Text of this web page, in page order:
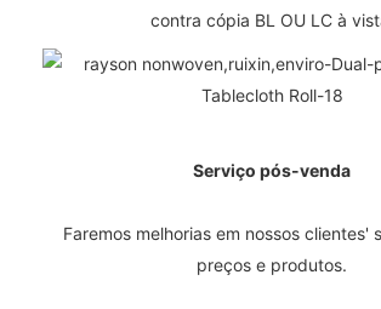
contra cópia BL OU LC à
Serviço pós-venda
Faremos melhorias em nossos clientes'
preços e produtos.